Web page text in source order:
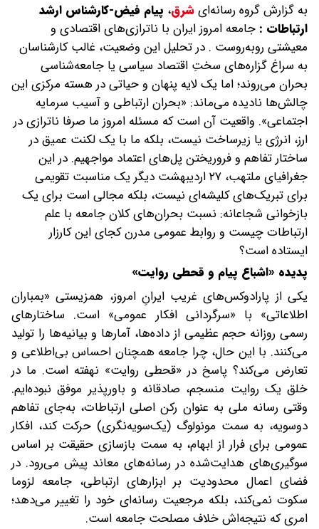
به گزارش گروه رسانه‌ایشرق، پیام فیض-کارشناس ارشد
ارتباطات : جامعه امروز ایران با ناترازی‌های اقتصادی و
معیشتی روبه‌روست . در تحلیل این وضعیت، غالب کارشناسان
به سراغ گزاره‌های سختِ اقتصاد سیاسی یا جامعه‌شناسی
بحران می‌روند؛ اما یک لایه پنهان و حیاتی در هسته مرکزی این
چالش‌ها نادیده می‌ماند: «بحران ارتباطی و آسیب سرمایه
اجتماعی». واقعیت آن است که مسئله امروز ما‌ صرفا ناترازی در
ارز، انرژی یا زیرساخت نیست، بلکه ما با یک لکنت عمیق در
ساختار تفاهم و فروریختن پل‌های اعتماد مواجهیم. در این
جغرافیای ملتهب، ۲۷ اردیبهشت دیگر یک مناسبت تقویمی
برای تبریک‌های کلیشه‌ای نیست، بلکه مجالی است برای یک
بازخوانی شجاعانه: نسبت بحران‌های کلان جامعه با علم
ارتباطات چیست و روابط عمومی مدرن کجای این کارزار
ایستاده است؟
پدیده «اشباع پیام و قحطی روایت»
یکی از پارادوکس‌های غریب ایرانِ امروز، همزیستی «بمباران
اطلاعاتی» با «سرگردانی افکار عمومی» است. ساختارهای
رسمی روزانه حجم عظیمی از داده‌ها، آمارها و بیانیه‌ها را تولید
می‌کنند. با این حال، چرا جامعه همچنان احساس بی‌اطلاعی و
تعارض می‌کند؟ پاسخ در «قحطی روایت» نهفته است. ما در
خلق یک روایت منسجم، صادقانه و باورپذیر موفق نبوده‌ایم.
وقتی رسانه ملی به عنوان رکن اصلی ارتباطات، به‌جای تفاهم
دوسویه، به سمت مونولوگ (یک‌سویه‌نگری) حرکت کند، افکار
عمومی برای فرار از ابهام، به سمت بازسازی حقیقت بر اساس
سوگیری‌های هدایت‌شده در رسانه‌های معاند پیش می‌رود. در
فضای اعمال محدودیت بر ابزارهای ارتباطی، جامعه لزوما
سکوت نمی‌کند، بلکه مرجعیت رسانه‌ای خود را تغییر می‌دهد؛
امری که نتیجه‌اش خلاف مصلحت جامعه است.